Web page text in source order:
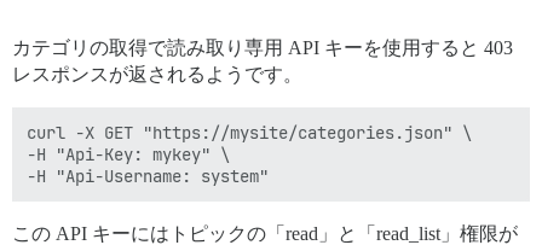
カテゴリの取得で読み取り専用 API キーを使用すると 403
レスポンスが返されるようです。
curl -X GET "https://mysite/categories.json" \
-H "Api-Key: mykey" \
この API キーにはトピックの「read」と「read_list」権限が